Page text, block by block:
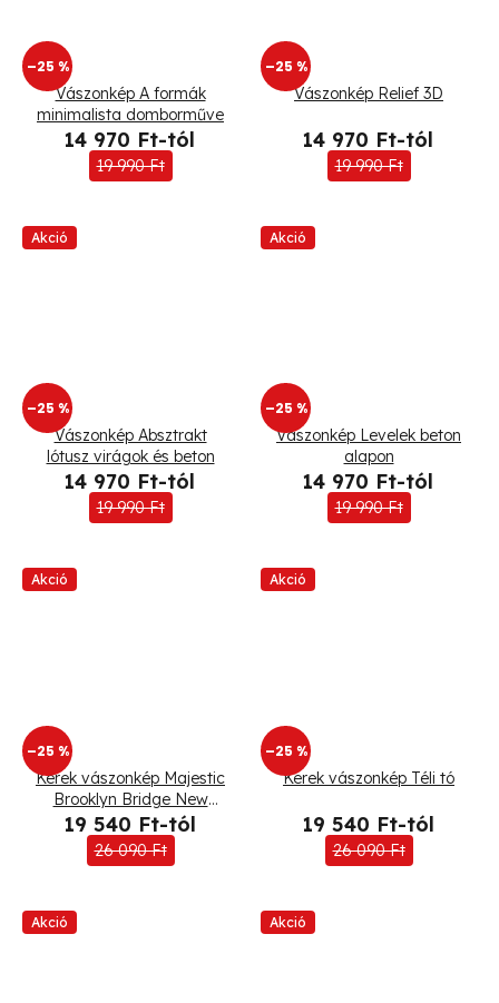
–25 %
Vászonkép A formák
minimalista domborműve
14 970 Ft-tól
19 990 Ft
–25 %
Vászonkép Relief 3D
14 970 Ft-tól
19 990 Ft
Akció
–25 %
Vászonkép Absztrakt
lótusz virágok és beton
14 970 Ft-tól
19 990 Ft
Akció
–25 %
Vászonkép Levelek beton
alapon
14 970 Ft-tól
19 990 Ft
Akció
–25 %
Kerek vászonkép Majestic
Brooklyn Bridge New
Yorkban
19 540 Ft-tól
26 090 Ft
Akció
–25 %
Kerek vászonkép Téli tó
19 540 Ft-tól
26 090 Ft
Akció Akció